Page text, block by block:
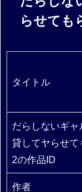
らせても
タイトル
だらしないギャ
貸してヤらせて
2の作品ID
作者